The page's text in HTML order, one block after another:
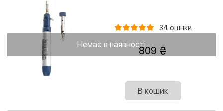
Немає в наявності
34 оцінки
809
В кошик